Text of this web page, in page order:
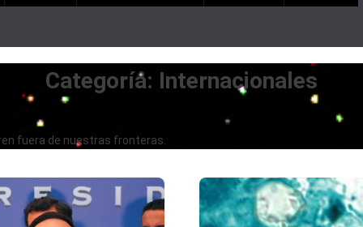
Categoría: Internacionales
fuera de nuestras fronteras.